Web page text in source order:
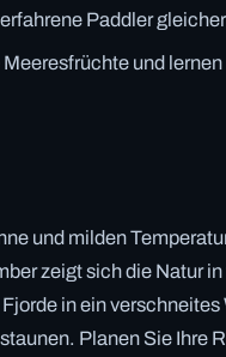
Paddler
und
und milden
zeigt sich die Natur
in ein verschneites
Planen Sie Ihre